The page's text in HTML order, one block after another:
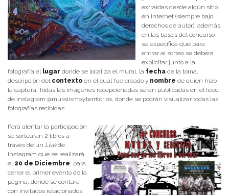
extraídas desde algún sitio
en internet (siempre bajo
derechos de autor), además
en las bases del concurso
se especifica que para
entrar al sorteo se deberá
explicitar junto a la
fotografía el lugar donde se localiza el mural, la fecha de la toma,
descripción del contexto en el cual fue creado y nombre de quien hizo
la captura. Todas las imágenes recepcionadas serán publicadas en el feed
de instagram @muralismo.y.territorios, donde se podrán visualizar todas las
fotografías recibidas.
Para alentar la participación
se sortearán 2 libros a
través de un Livede
Instagram que se realizará
el 20 de Diciembre, para
cerrar el primer evento de la
página, donde se contará
con invitados relacionados